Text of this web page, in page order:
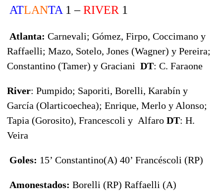
ATLANTA 1 –RIVER 1
Atlanta: Carnevali; Gómez, Firpo, Coccimano y
Raffaelli; Mazo, Sotelo, Jones (Wagner) y Pereira;
Constantino (Tamer) y Graciani DT: C. Faraone
River: Pumpido; Saporiti, Borelli, Karabín y
García (Olarticoechea); Enrique, Merlo y Alonso;
Tapia (Gorosito), Francescoli y Alfaro DT: H.
Veira
Goles: 15’ Constantino(A) 40’ Francéscoli (RP)
Amonestados: Borelli (RP) Raffaelli (A)